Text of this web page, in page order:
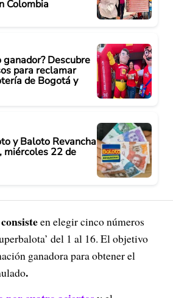
Colombia
Descubre
para reclamar
de Bogotá y
y Baloto Revancha
22 de
en elegir cinco números
del 1 al 16. El objetivo
ganadora para obtener el
.